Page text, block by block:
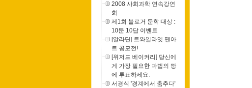
2008 사회과학 연속강연
회
제1회 블로거 문학 대상 :
10문 10답 이벤트
[알라딘] 트와일라잇 팬아
트 공모전!
[위저드 베이커리] 당신에
게 가장 필요한 마법의 빵
에 투표하세요.
서경식 '경계에서 춤추다'